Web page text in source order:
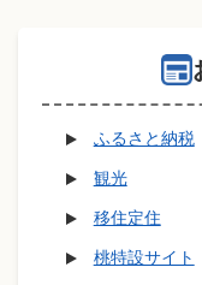
ふるさと納税
観光
移住定住
桃特設サイト